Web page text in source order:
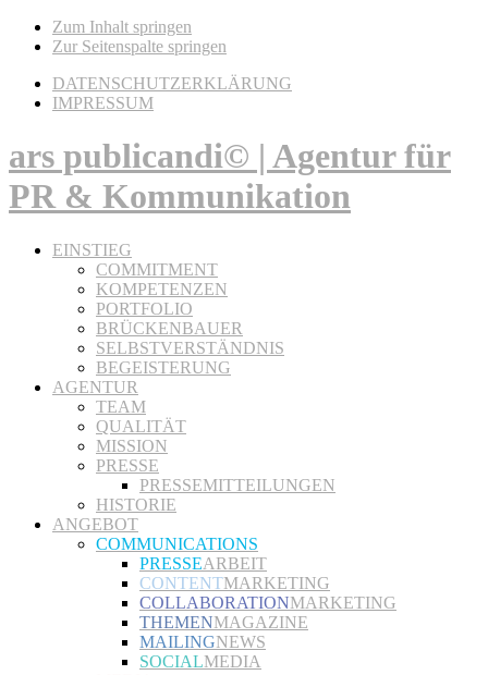
Zum Inhalt springen
Zur Seitenspalte springen
DATENSCHUTZERKLÄRUNG
IMPRESSUM
ars publicandi© | Agentur für
PR & Kommunikation
EINSTIEG
COMMITMENT
KOMPETENZEN
PORTFOLIO
BRÜCKENBAUER
SELBSTVERSTÄNDNIS
BEGEISTERUNG
AGENTUR
TEAM
QUALITÄT
MISSION
PRESSE
PRESSEMITTEILUNGEN
HISTORIE
ANGEBOT
COMMUNICATIONS
PRESSEARBEIT
CONTENTMARKETING
COLLABORATIONMARKETING
THEMENMAGAZINE
MAILINGNEWS
SOCIALMEDIA